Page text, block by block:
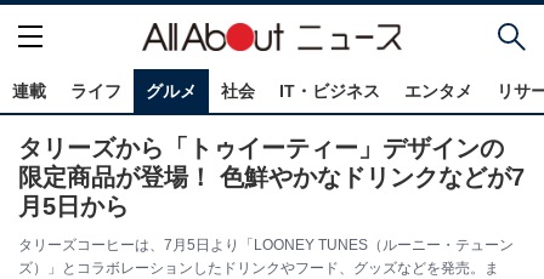
連載 ライフ グルメ 社会 IT・ビジネス エンタメ リサ
タリーズから「トゥイーティー」デザインの
限定商品が登場！ 色鮮やかなドリンクなどが7
月5日から
タリーズコーヒーは、7月5日より「LOONEY TUNES（ルーニー・テューン
ズ）」とコラボレーションしたドリンクやフード、グッズなどを発売。ま